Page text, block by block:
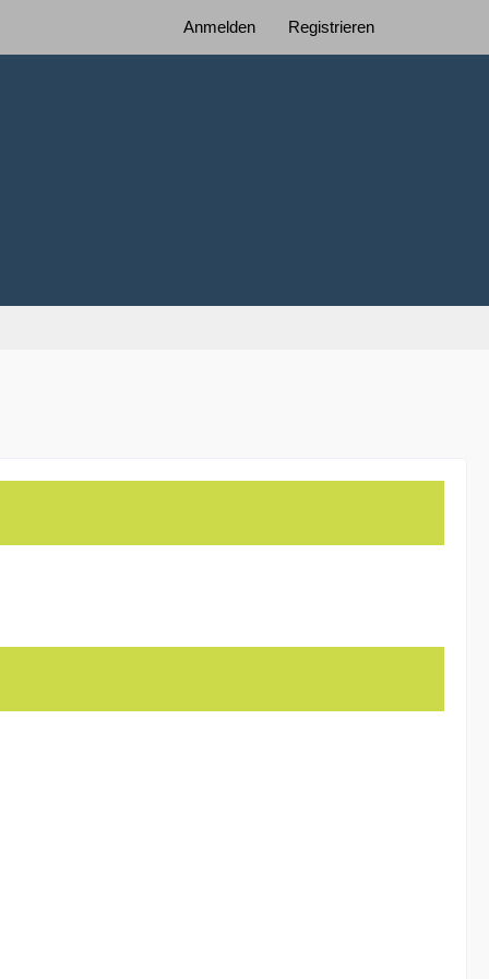
Anmelden Registrieren